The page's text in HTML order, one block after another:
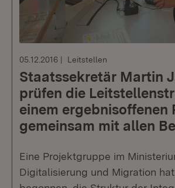
05.12.2016 Leitstellen
Staatssekretär Martin
prüfen die
einem ergebnisoffenen
gemeinsam mit allen
Eine Projektgruppe im
Digitalisierung und Migration